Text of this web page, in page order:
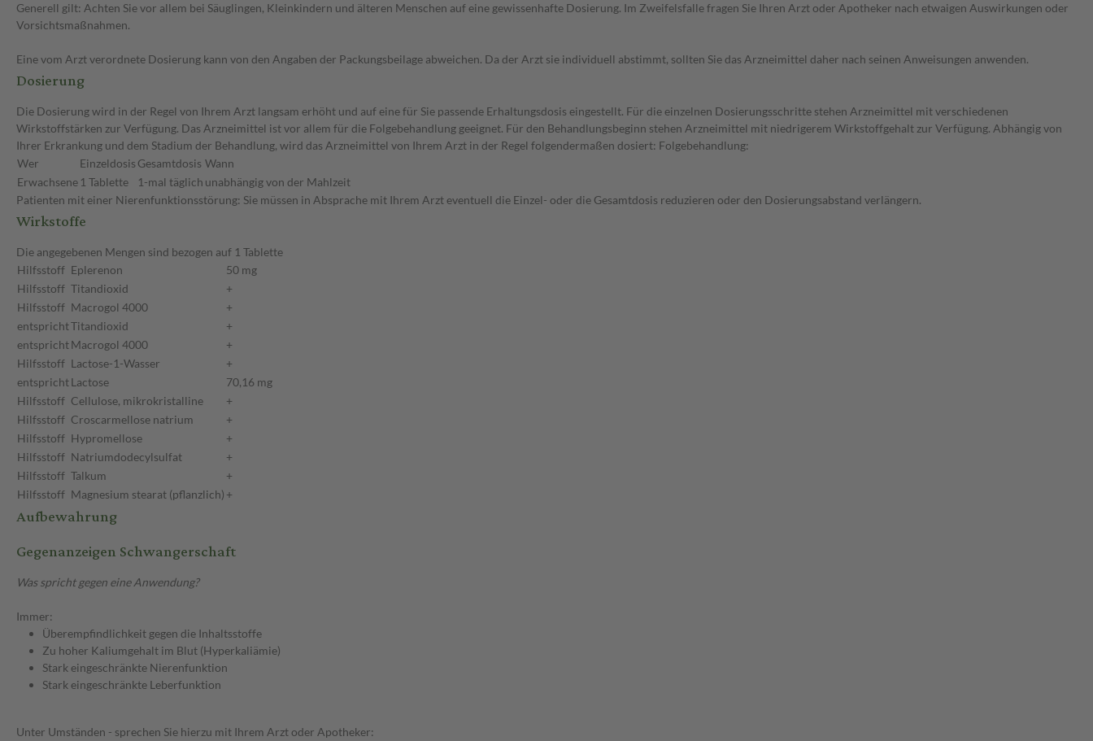
Generell gilt: Achten Sie vor allem bei Säuglingen, Kleinkindern und älteren Menschen auf eine gewissenhafte Dosierung. Im Zweifelsfalle fragen Sie Ihren Arzt oder Apotheker nach etwaigen Auswirkungen oder
Vorsichtsmaßnahmen.
Eine vom Arzt verordnete Dosierung kann von den Angaben der Packungsbeilage abweichen. Da der Arzt sie individuell abstimmt, sollten Sie das Arzneimittel daher nach seinen Anweisungen anwenden.
Dosierung
Die Dosierung wird in der Regel von Ihrem Arzt langsam erhöht und auf eine für Sie passende Erhaltungsdosis eingestellt. Für die einzelnen Dosierungsschritte stehen Arzneimittel mit verschiedenen
Wirkstoffstärken zur Verfügung. Das Arzneimittel ist vor allem für die Folgebehandlung geeignet. Für den Behandlungsbeginn stehen Arzneimittel mit niedrigerem Wirkstoffgehalt zur Verfügung. Abhängig von
Ihrer Erkrankung und dem Stadium der Behandlung, wird das Arzneimittel von Ihrem Arzt in der Regel folgendermaßen dosiert: Folgebehandlung:
Wer
Einzeldosis Gesamtdosis Wann
Erwachsene 1 Tablette 1-mal täglich unabhängig von der Mahlzeit
Patienten mit einer Nierenfunktionsstörung: Sie müssen in Absprache mit Ihrem Arzt eventuell die Einzel- oder die Gesamtdosis reduzieren oder den Dosierungsabstand verlängern.
Wirkstoffe
Die angegebenen Mengen sind bezogen auf 1 Tablette
Hilfsstoff Eplerenon
50 mg
Hilfsstoff Titandioxid
+
Hilfsstoff Macrogol 4000
+
entsprichtTitandioxid
+
entsprichtMacrogol 4000
+
Hilfsstoff Lactose-1-Wasser
+
entsprichtLactose
70,16 mg
Hilfsstoff Cellulose, mikrokristalline
+
Hilfsstoff Croscarmellose natrium
+
Hilfsstoff Hypromellose
+
Hilfsstoff Natriumdodecylsulfat
+
Hilfsstoff Talkum
+
Hilfsstoff Magnesium stearat (pflanzlich) +
Aufbewahrung
Gegenanzeigen Schwangerschaft
Was spricht gegen eine Anwendung?
Immer:
Überempfindlichkeit gegen die Inhaltsstoffe
Zu hoher Kaliumgehalt im Blut (Hyperkaliämie)
Stark eingeschränkte Nierenfunktion
Stark eingeschränkte Leberfunktion
Unter Umständen - sprechen Sie hierzu mit Ihrem Arzt oder Apotheker: